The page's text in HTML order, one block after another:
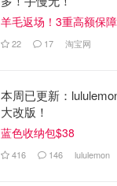
羊毛返场！3重高额保
22 17 淘宝网
本周已更新：
大改版！
蓝色收纳包$38
416 146 lululemon